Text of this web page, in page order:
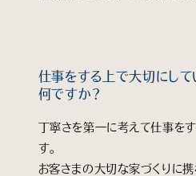
仕事をする上で大切にして
何ですか？
丁寧さを第一に考えて仕事を
す。
お客さまの大切な家づくりに